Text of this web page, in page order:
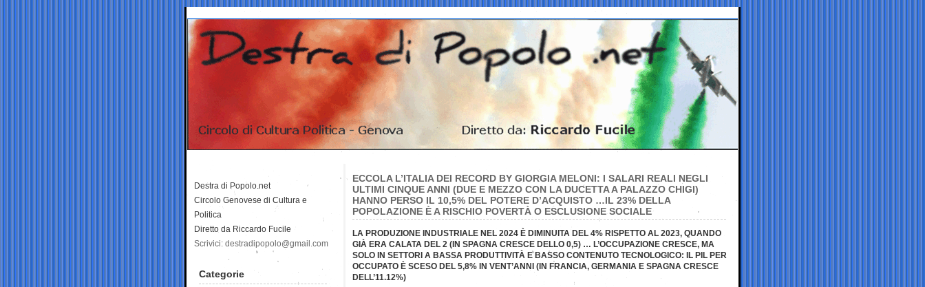
ECCOLA L’ITALIA DEI RECORD BY GIORGIA MELONI: I SALARI REALI NEGLI
ULTIMI CINQUE ANNI (DUE E MEZZO CON LA DUCETTA A PALAZZO CHIGI)
HANNO PERSO IL 10,5% DEL POTERE D’ACQUISTO …IL 23% DELLA
POPOLAZIONE È A RISCHIO POVERTÀ O ESCLUSIONE SOCIALE
LA PRODUZIONE INDUSTRIALE NEL 2024 È DIMINUITA DEL 4% RISPETTO AL 2023, QUANDO
GIÀ ERA CALATA DEL 2 (IN SPAGNA CRESCE DELLO 0,5) … L’OCCUPAZIONE CRESCE, MA
SOLO IN SETTORI A BASSA PRODUTTIVITÀ E BASSO CONTENUTO TECNOLOGICO: IL PIL PER
OCCUPATO È SCESO DEL 5,8% IN VENT’ANNI (IN FRANCIA, GERMANIA E SPAGNA CRESCE
DELL’11.12%)
Destra di Popolo.net
Circolo Genovese di Cultura e
Politica
Diretto da Riccardo Fucile
Scrivici: destradipopolo@gmail.com
Categorie